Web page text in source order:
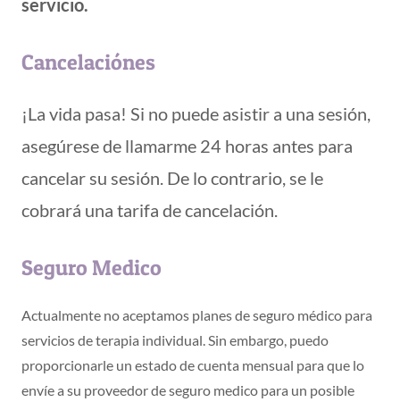
servicio.
Cancelaciónes
¡La vida pasa! Si no puede asistir a una sesión,
asegúrese de llamarme 24 horas antes para
cancelar su sesión. De lo contrario, se le
cobrará una tarifa de cancelación.
Seguro Medico
Actualmente no aceptamos planes de seguro médico para
servicios de terapia individual. Sin embargo, puedo
proporcionarle un estado de cuenta mensual para que lo
envíe a su proveedor de seguro medico para un posible